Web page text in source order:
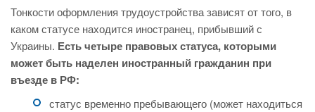
Тонкости оформления трудоустройства зависят от того, в
каком статусе находится иностранец, прибывший с
Украины. Есть четыре правовых статуса, которыми
может быть наделен иностранный гражданин при
въезде в РФ:
статус временно пребывающего (может находиться